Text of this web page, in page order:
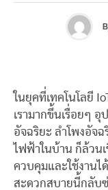
ในยุคที่เทคโนโลยี
เรามากขึ้นเรื่อยๆ
อัจฉริยะ ลำโพงอัจ
ไฟฟ้าในบ้าน ก็ล้วน
ควบคุมและใช้งานไ
สะดวกสบายนี้กลับ